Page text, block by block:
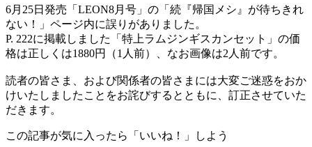
6月25日発売「LEON8月号」の「続『帰国メシ』が待ちきれ
ない！」ページ内に誤りがありました。
P. 222に掲載しました「特上ラムジンギスカンセット」の価
格は正しくは1880円（1人前）、なお画像は2人前です。
読者の皆さま、および関係者の皆さまには大変ご迷惑をおか
けいたしましたことをお詫びするとともに、訂正させていた
だきます。
この記事が気に入ったら「いいね！」しよう